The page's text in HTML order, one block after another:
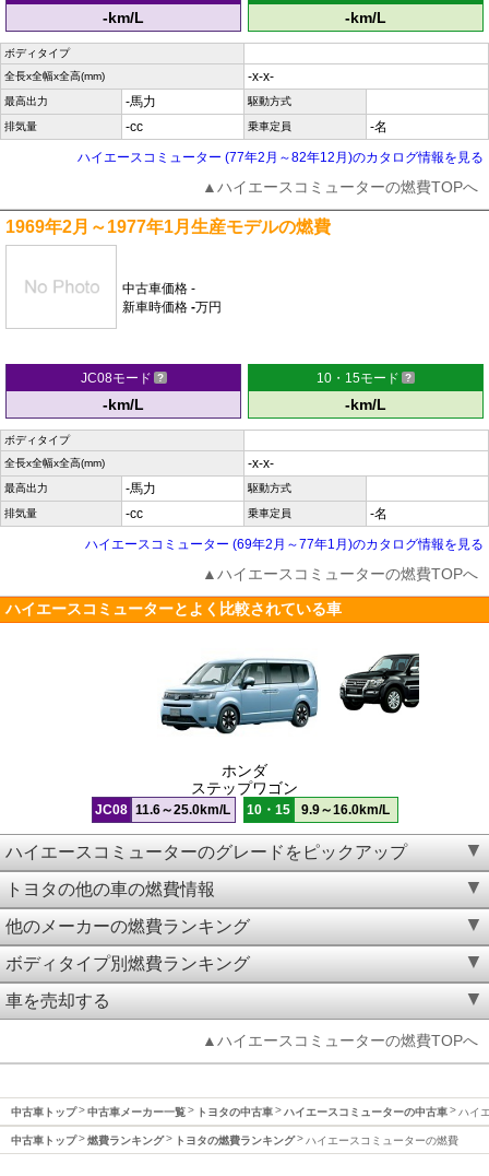
-km/L -km/L
ボディタイプ
全長x全幅x全高(mm)
-x-x-
最高出力 -馬力 駆動方式
排気量 -cc 乗車定員
-名
ハイエースコミューター (77年2月～82年12月)のカタログ情報を見る
▲ハイエースコミューターの燃費TOPへ
1969年2月～1977年1月生産モデルの燃費
中古車価格 -
新車時価格 -万円
JC08モード
-km/L
10・15モード
-km/L
ボディタイプ
全長x全幅x全高(mm)
-x-x-
最高出力 -馬力 駆動方式
排気量 -cc 乗車定員
-名
ハイエースコミューター (69年2月～77年1月)のカタログ情報を見る
▲ハイエースコミューターの燃費TOPへ
ハイエースコミューターとよく比較されている車
ホンダ
ステップワゴン
JC08 11.6～25.0km/L 10・15 9.9～16.0km/L
ハイエースコミューターのグレードをピックアップ
トヨタの他の車の燃費情報
他のメーカーの燃費ランキング
ボディタイプ別燃費ランキング
車を売却する
▲ハイエースコミューターの燃費TOPへ
中古車トップ 中古車メーカー一覧 トヨタの中古車 ハイエースコミューターの中古車 ハイ
中古車トップ 燃費ランキング トヨタの燃費ランキング ハイエースコミューターの燃費